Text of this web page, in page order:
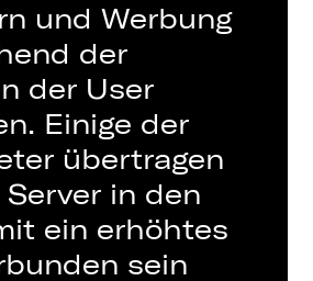
HASS
Kostümbildnerin
und Werbung
der
der User
Einige der
übertragen
in den
ein erhöhtes
sein